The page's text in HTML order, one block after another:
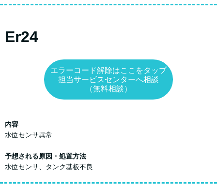
Er24
エラーコード解除はここをタップ
担当サービスセンターへ相談
（無料相談）
内容
水位センサ異常
予想される原因・処置方法
水位センサ、タンク基板不良